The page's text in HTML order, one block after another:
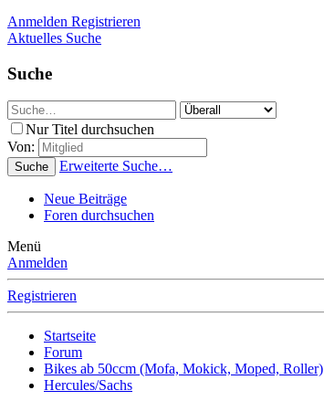
Anmelden Registrieren
Aktuelles Suche
Suche
Nur Titel durchsuchen
Von:
Suche Erweiterte Suche…
Neue Beiträge
Foren durchsuchen
Menü
Anmelden
Registrieren
Startseite
Forum
Bikes ab 50ccm (Mofa, Mokick, Moped, Roller)
Hercules/Sachs